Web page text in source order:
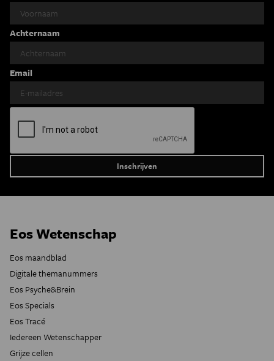
Achternaam
Email
Eos Wetenschap
Eos maandblad
Digitale themanummers
Eos Psyche&Brein
Eos Specials
Eos Tracé
Iedereen Wetenschapper
Grijze cellen